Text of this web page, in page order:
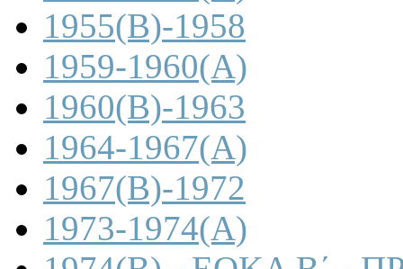
1955(B)-1958
1959-1960(A)
1960(B)-1963
1964-1967(A)
1967(B)-1972
1973-1974(A)